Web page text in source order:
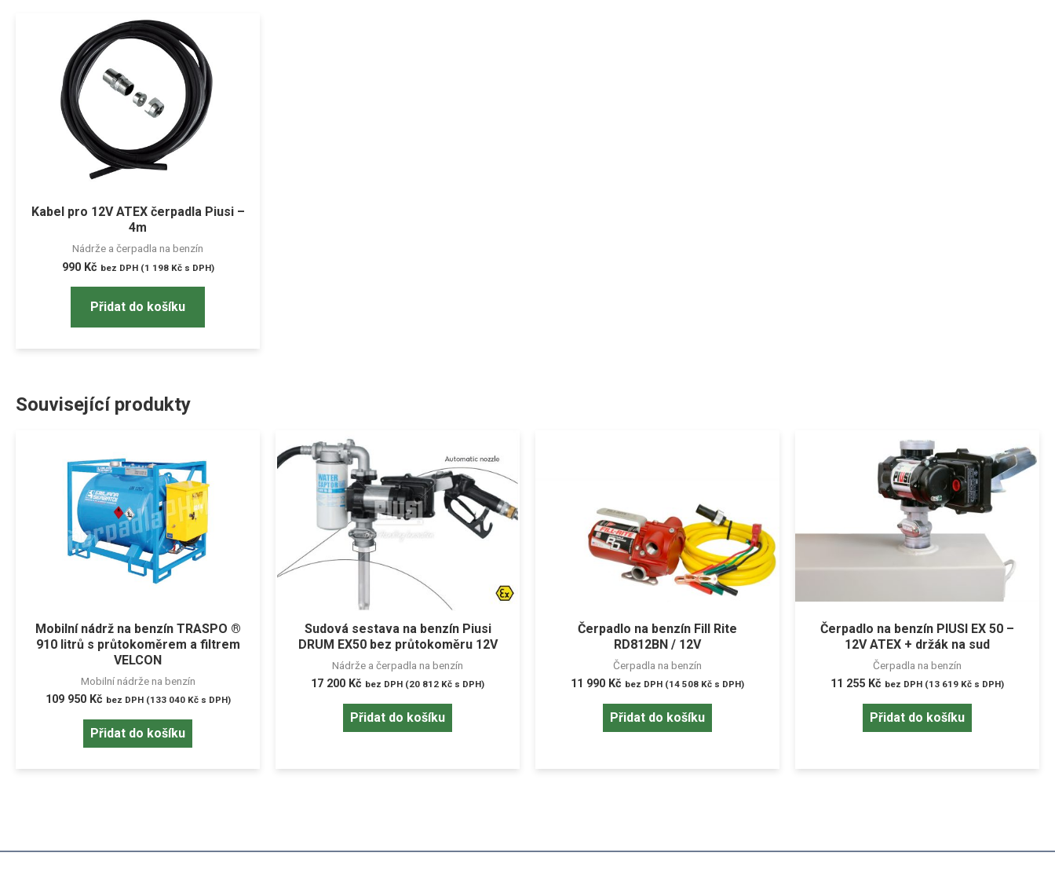
Kabel pro 12V ATEX čerpadla Piusi –
4m
Nádrže a čerpadla na benzín
990 Kč bez DPH (1 198 Kčs DPH)
Přidat do košíku
Související produkty
Mobilní nádrž na benzín TRASPO ®
910 litrů s průtokoměrem a filtrem
VELCON
Mobilní nádrže na benzín
109 950 Kč bez DPH (133 040 Kčs DPH)
Přidat do košíku
Sudová sestava na benzín Piusi
DRUM EX50 bez průtokoměru 12V
Nádrže a čerpadla na benzín
17 200 Kč bez DPH (20 812 Kč s DPH)
Přidat do košíku
Čerpadlo na benzín Fill Rite
RD812BN / 12V
Čerpadla na benzín
11 990 Kč bez DPH (14 508 Kč s DPH)
Přidat do košíku
Čerpadlo na benzín PIUSI EX 50 –
12V ATEX + držák na sud
Čerpadla na benzín
11 255 Kč bez DPH (13 619 Kč s DPH)
Přidat do košíku